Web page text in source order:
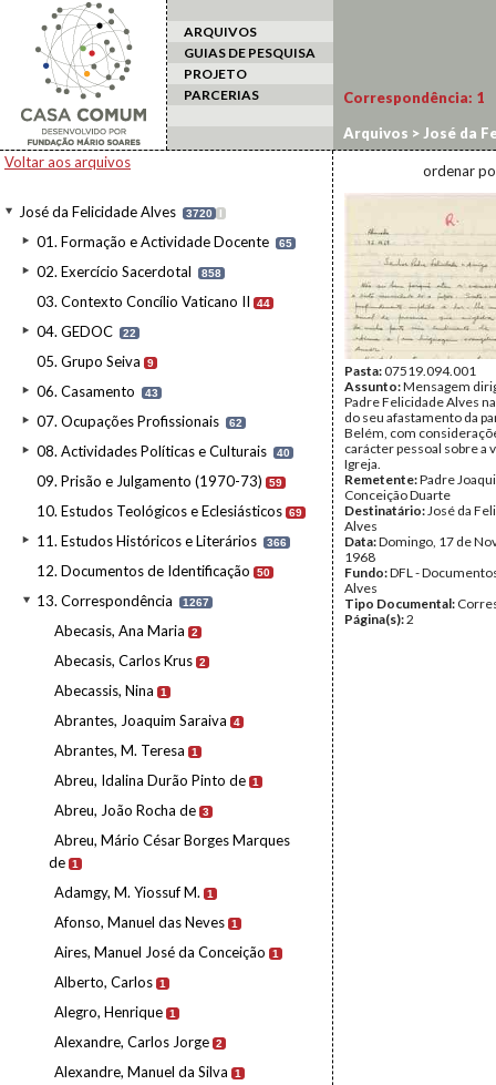
ARQUIVOS
GUIAS DE PESQUISA
PROJETO
PARCERIAS
Voltar aos arquivos
José da Felicidade Alves 3720 I
01. Formação e Actividade Docente 65
02. Exercício Sacerdotal 858
03. Contexto Concílio Vaticano II 44
04. GEDOC 22
05. Grupo Seiva 9
06. Casamento 43
07. Ocupações Profissionais 62
08. Actividades Políticas e Culturais 40
09. Prisão e Julgamento (1970-73) 59
10. Estudos Teológicos e Eclesiásticos 69
11. Estudos Históricos e Literários 366
12. Documentos de Identificação 50
13. Correspondência 1267
Abecasis, Ana Maria 2
Abecasis, Carlos Krus 2
Abecassis, Nina 1
Abrantes, Joaquim Saraiva 4
Abrantes, M. Teresa 1
Abreu, Idalina Durão Pinto de 1
Abreu, João Rocha de 3
Abreu, Mário César Borges Marques
de 1
Adamgy, M. Yiossuf M. 1
Afonso, Manuel das Neves 1
Aires, Manuel José da Conceição 1
Alberto, Carlos 1
Alegro, Henrique 1
Alexandre, Carlos Jorge 2
Alexandre, Manuel da Silva 1
Correspondência: 1
Arquivos > José da
ordenar
Pasta:07519.094.001
Assunto:Mensagem
Padre Felicidade Alves
do seu afastamento da
Belém, com
carácter pessoal sobre a
Igreja.
Remetente:Padre
Conceição Duarte
Destinatário:José da
Alves
Data:Domingo, 17 de
1968
Fundo:DFL -
Alves
Tipo Documental:
Página(s):2